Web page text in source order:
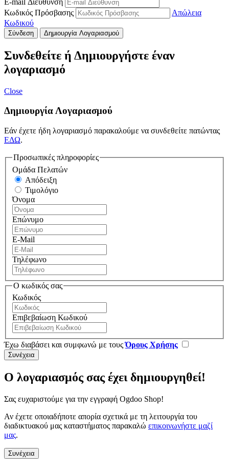
Κωδικός Πρόσβασης
Απώλεια
Κωδικού
Σύνδεση Δημιουργία Λογαριασμού
Συνδεθείτε ή Δημιουργήστε έναν
λογαριασμό
Close
Δημιουργία Λογαριασμού
Εάν έχετε ήδη λογαριασμό παρακαλούμε να συνδεθείτε πατώντας
ΕΔΩ.
Προσωπικές πληροφορίες
Ομάδα Πελατών
Απόδειξη
Τιμολόγιο
Όνομα
Επώνυμο
E-Mail
Τηλέφωνο
Ο κωδικός σας
Κωδικός
Επιβεβαίωση Κωδικού
Έχω διαβάσει και συμφωνώ με τουςΌρους Χρήσης
Ο λογαριασμός σας έχει δημιουργηθεί!
Σας ευχαριστούμε για την εγγραφή Ogdoo Shop!
Αν έχετε οποιαδήποτε απορία σχετικά με τη λειτουργία του
διαδικτυακού μας καταστήματος παρακαλώ επικοινωνήστε μαζί
μας.
Συνέχεια